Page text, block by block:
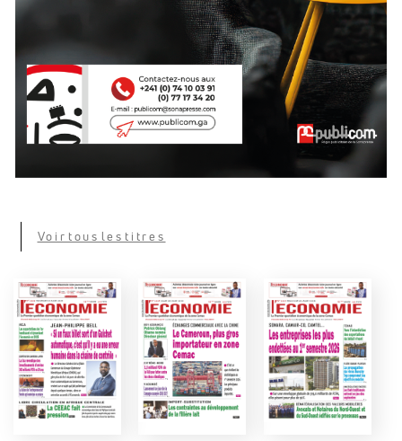
Voir tous les titres